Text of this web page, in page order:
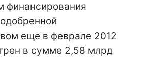
финансирования
еще в феврале 2012
в сумме 2,58 млрд